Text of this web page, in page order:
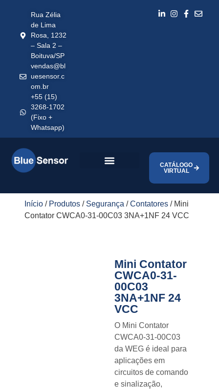
Rua Zélia
de Lima
Rosa, 1232
– Sala 2 –
Boituva/SP
vendas@bl
uesensor.c
om.br
+55 (15)
3268-1702
(Fixo +
Whatsapp)
CATÁLOGO
VIRTUAL
Início / Produtos / Segurança /Contatores / Mini
Contator CWCA0-31-00C03 3NA+1NF 24 VCC
Mini Contator
CWCA0-31-
00C03
3NA+1NF 24
VCC
O Mini Contator
CWCA0-31-00C03
da WEG é ideal para
aplicações em
circuitos de comando
e sinalização,